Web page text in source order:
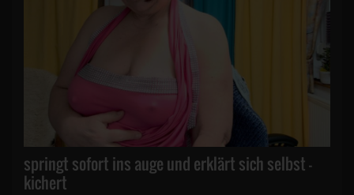
springt sofort ins auge und erklärt sich selbst -
kichert